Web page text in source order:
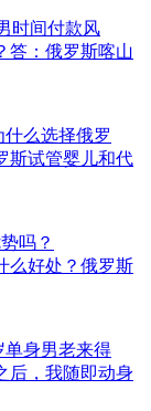
时间付款风
答：俄罗斯喀山
么选择俄罗
斯试管婴儿和代
吗？
么好处？俄罗斯
单身男老来得
后，我随即动身